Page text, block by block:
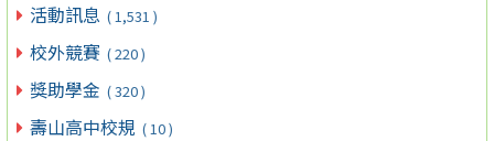
活動訊息 ( 1,531 )
校外競賽 ( 220 )
獎助學金 ( 320 )
壽山高中校規 ( 10 )